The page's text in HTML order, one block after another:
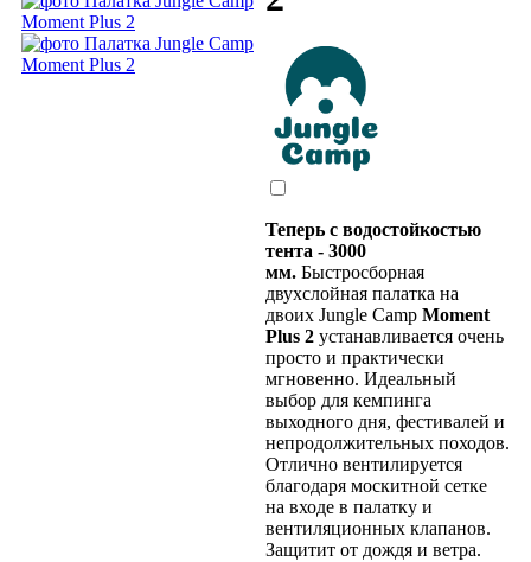
Теперь с водостойкостью
тента - 3000
мм. Быстросборная
двухслойная палатка на
двоих Jungle Camp Moment
Plus 2 устанавливается очень
просто и практически
мгновенно. Идеальный
выбор для кемпинга
выходного дня, фестивалей и
непродолжительных походов.
Отлично вентилируется
благодаря москитной сетке
на входе в палатку и
вентиляционных клапанов.
Защитит от дождя и ветра.